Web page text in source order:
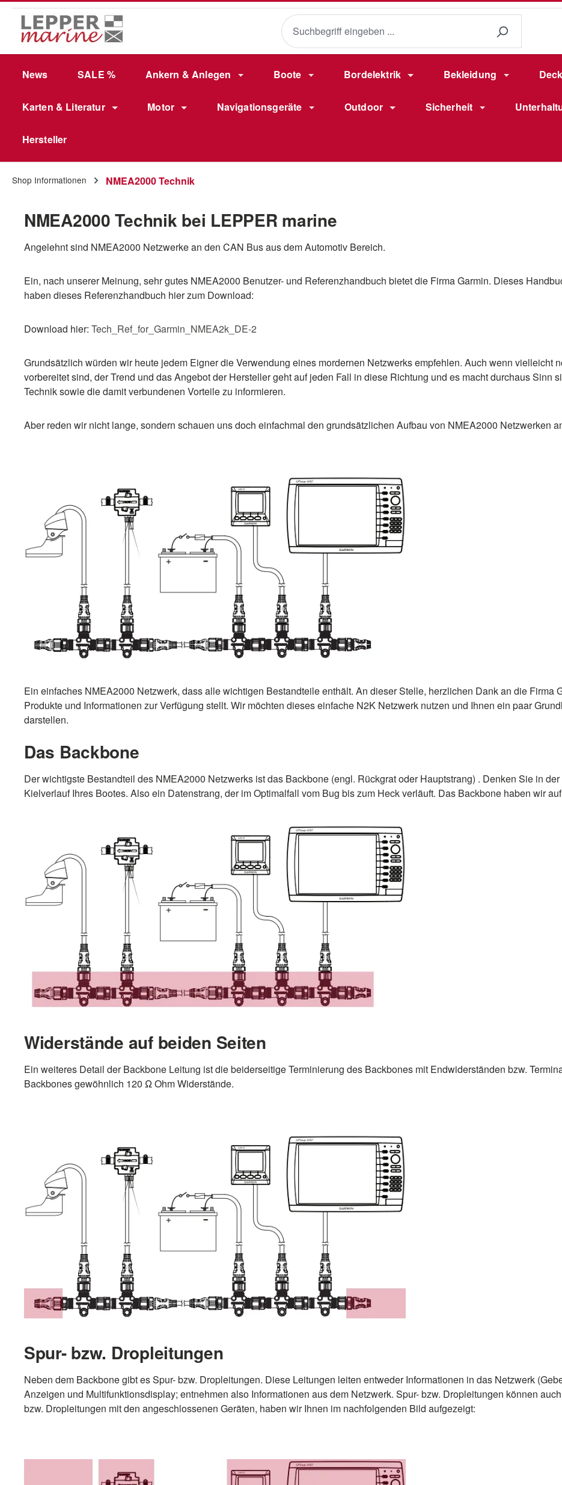
Hauptinhalt springen
Zur Suche springen
Zur Hauptnavigation springen
News SALE % Ankern & Anlegen Boote Bordelektrik Bekleidung
Karten & Literatur Motor Navigationsgeräte Outdoor Sicherheit
Hersteller
Shop Informationen NMEA2000 Technik
NMEA2000 Technik bei LEPPER marine
Angelehnt sind NMEA2000 Netzwerke an den CAN Bus aus dem Automotiv Bereich.
Ein, nach unserer Meinung, sehr gutes NMEA2000 Benutzer- und Referenzhandbuch bietet die Firma Garmin. Dieses
haben dieses Referenzhandbuch hier zum Download:
Download hier: Tech_Ref_for_Garmin_NMEA2k_DE-2
Grundsätzlich würden wir heute jedem Eigner die Verwendung eines mordernen Netzwerks empfehlen. Auch wenn vielleicht
vorbereitet sind, der Trend und das Angebot der Hersteller geht auf jeden Fall in diese Richtung und es macht durchaus Sinn
Technik sowie die damit verbundenen Vorteile zu informieren.
Aber reden wir nicht lange, sondern schauen uns doch einfachmal den grundsätzlichen Aufbau von NMEA2000 Netzwerken
Ein einfaches NMEA2000 Netzwerk, dass alle wichtigen Bestandteile enthält. An dieser Stelle, herzlichen Dank an die Firma
Produkte und Informationen zur Verfügung stellt. Wir möchten dieses einfache N2K Netzwerk nutzen und Ihnen ein paar
darstellen.
Das Backbone
Der wichtigste Bestandteil des NMEA2000 Netzwerks ist das Backbone (engl. Rückgrat oder Hauptstrang) . Denken Sie in
Kielverlauf Ihres Bootes. Also ein Datenstrang, der im Optimalfall vom Bug bis zum Heck verläuft. Das Backbone haben wir
Widerstände auf beiden Seiten
Ein weiteres Detail der Backbone Leitung ist die beiderseitige Terminierung des Backbones mit Endwiderständen bzw.
Backbones gewöhnlich 120 Ω Ohm Widerstände.
Spur- bzw. Dropleitungen
Neben dem Backbone gibt es Spur- bzw. Dropleitungen. Diese Leitungen leiten entweder Informationen in das Netzwerk
Anzeigen und Multifunktionsdisplay; entnehmen also Informationen aus dem Netzwerk. Spur- bzw. Dropleitungen können
bzw. Dropleitungen mit den angeschlossenen Geräten, haben wir Ihnen im nachfolgenden Bild aufgezeigt: